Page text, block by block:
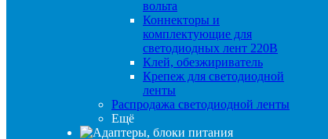
вольта
Коннекторы и
комплектующие для
светодиодных лент 220В
Клей, обезжириватель
Крепеж для светодиодной
ленты
Распродажа светодиодной ленты
Ещё